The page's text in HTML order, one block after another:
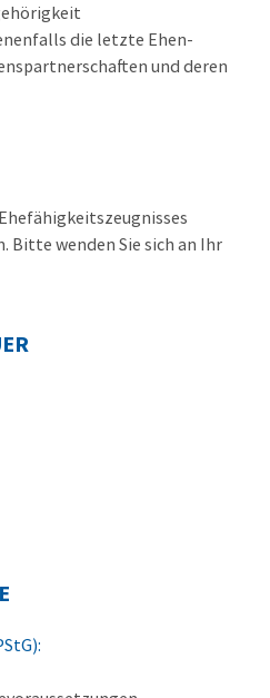
die letzte Ehen-
und deren
Bitte wenden Sie sich an Ihr